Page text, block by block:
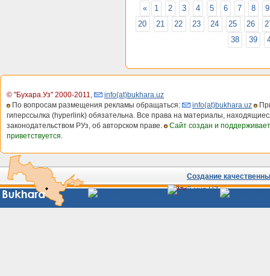
« 1 2 3 4 5 6 7 8
9
20
21 22 23 24 25 26
38
39
© "Бухара.Уз" 2000-2011,
info(at)bukhara.uz
По вопросам размещения рекламы обращаться:
info(at)bukhara.uz
гиперссылка (hyperlink) обязательна. Все права на материалы,
законодательством РУз, об авторском праве.
Сайт создан и
приветствуется.
Создание
Сайты
Узбекистана